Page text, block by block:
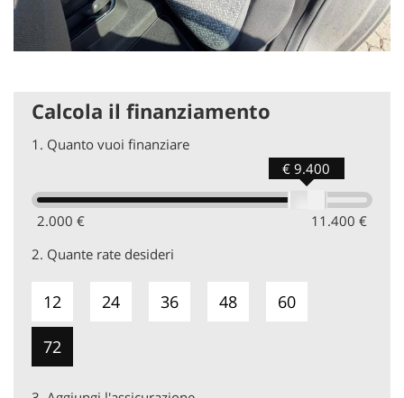
Calcola il finanziamento
1. Quanto vuoi finanziare
2.000 € 11.400 €
€ 9.400
2. Quante rate desideri
12 24 36 48 60
72